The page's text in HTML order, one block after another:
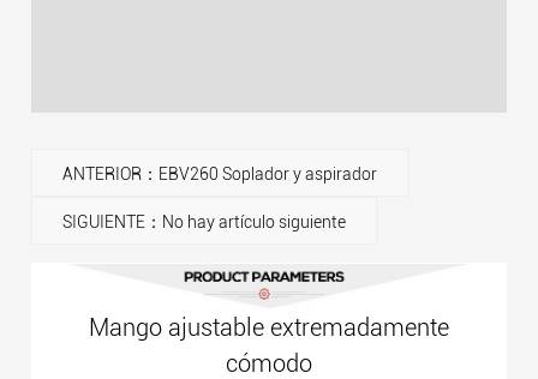
ANTERIOR：EBV260 Soplador y aspirador
SIGUIENTE：No hay artículo siguiente
Mango ajustable extremadamente
cómodo